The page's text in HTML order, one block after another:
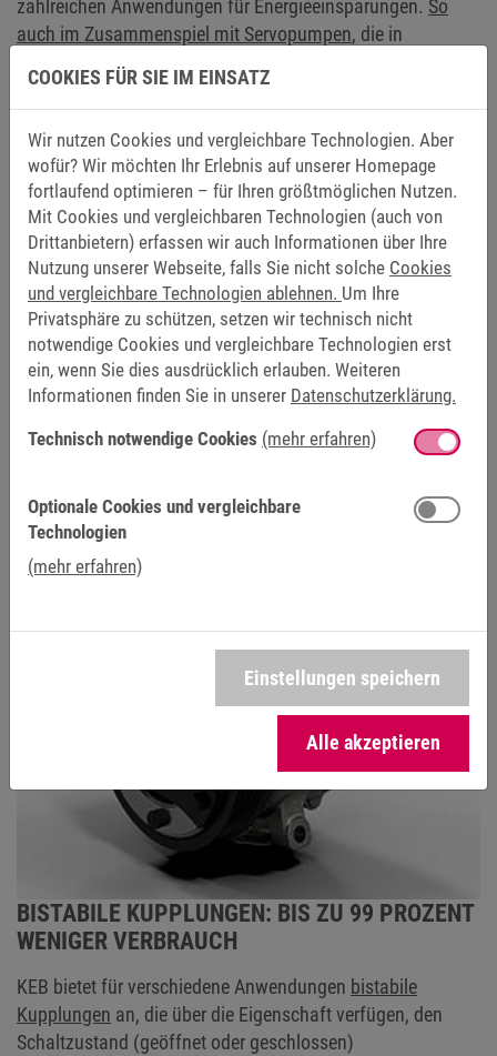
zahlreichen Anwendungen für Energieeinsparungen. So
auch im Zusammenspiel mit Servopumpen, die in
Kombination mit den Drive Controllern und kompakten DL4-
Motoren Hydraulikpumpen in der Drehzahl variieren
können. So lassen sich Ölmengen und Druck optimal
angepasst an die Erfordernisse der Maschine regeln. Oft
werden Hydraulikpumpen, die Öl als Flüssigkeit/Fluid
nutzen, über asynchrone Elektromotoren mit fester
Drehzahl am Netz betrieben. Dabei regeln
Proportionalventile Ölmenge und Öldruck. Das Problem:
Dabei wird ein hoher Energieanteil innerhalb des Systems
als Wärmeeintrag eingebracht. Darauf aufbauend bietet der
COMBIVERT F6 Drive Controllermit seiner Funktion
zur (Multi-)Servopumpen-Regelung den großen Vorteil,
durch die optimale Anpassung von Ölmenge und Öldruck
den Energiebedarf spürbar senken zu können. Und auch die
Zykluszeit von zum Beispiel Spritzgießmaschinen verringert
BISTABILE KUPPLUNGEN: BIS ZU 99 PROZENT
WENIGER VERBRAUCH
KEB bietet für verschiedene Anwendungen bistabile
Kupplungen an, die über die Eigenschaft verfügen, den
Schaltzustand (geöffnet oder geschlossen)
COOKIES FÜR SIE IM EINSATZ
Wir nutzen Cookies und vergleichbare Technologien. Aber
wofür? Wir möchten Ihr Erlebnis auf unserer Homepage
fortlaufend optimieren – für Ihren größtmöglichen Nutzen.
Mit Cookies und vergleichbaren Technologien (auch von
Drittanbietern) erfassen wir auch Informationen über Ihre
Nutzung unserer Webseite, falls Sie nicht solche Cookies
und vergleichbare Technologien ablehnen. Um Ihre
Privatsphäre zu schützen, setzen wir technisch nicht
notwendige Cookies und vergleichbare Technologien erst
ein, wenn Sie dies ausdrücklich erlauben. Weiteren
Informationen finden Sie in unserer Datenschutzerklärung.
Technisch notwendige Cookies (mehr erfahren)
Optionale Cookies und vergleichbare
Technologien
(mehr erfahren)
Einstellungen speichern
Alle akzeptieren